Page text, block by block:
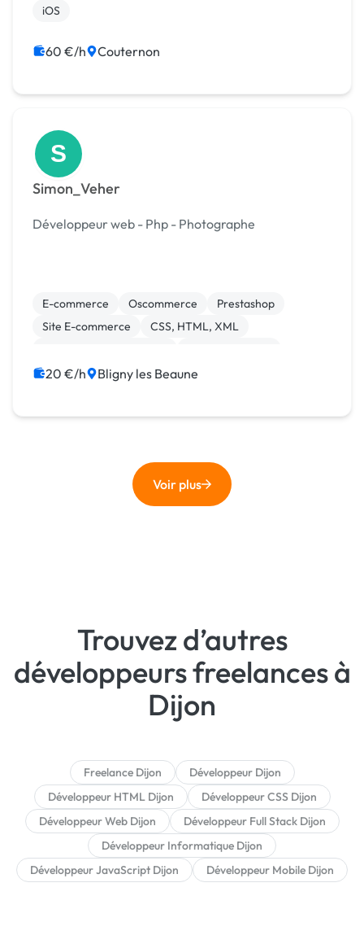
Php, Js et IOS. - 4 ans d'expérience en agence Web
iOS
60 €/h Couternon
S
Simon_Veher
Développeur web - Php - Photographe
E-commerce Oscommerce
Prestashop
Site E-commerce
CSS, HTML, XML
Installation de Script
Site clé en main
20 €/h Bligny les Beaune
Voir plus
Trouvez d’autres
développeurs freelances à
Dijon
Freelance Dijon
Développeur Dijon
Développeur HTML Dijon
Développeur CSS Dijon
Développeur Web Dijon
Développeur Full Stack Dijon
Développeur Informatique Dijon
Développeur JavaScript Dijon
Développeur Mobile Dijon